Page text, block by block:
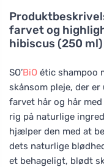
farvet og
hibiscus (250
SO’BiO étic shampoo
skånsom pleje, der
farvet hår og hår
rig på naturlige
hjælper den med at
dets naturlige
et behageligt, blødt